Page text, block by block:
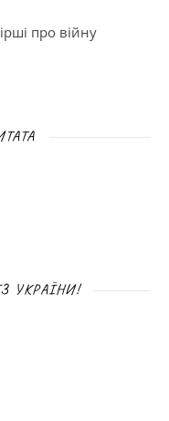
про війну
УКРАЇНИ!